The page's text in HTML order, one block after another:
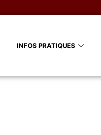
INFOS PRATIQUES